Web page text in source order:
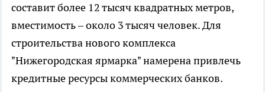
составит более 12 тысяч квадратных метров,
вместимость – около 3 тысяч человек. Для
строительства нового комплекса
"Нижегородская ярмарка" намерена привлечь
кредитные ресурсы коммерческих банков.